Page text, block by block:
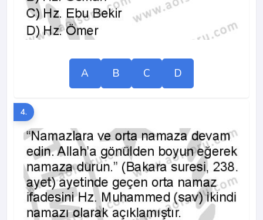
A B C D
4.